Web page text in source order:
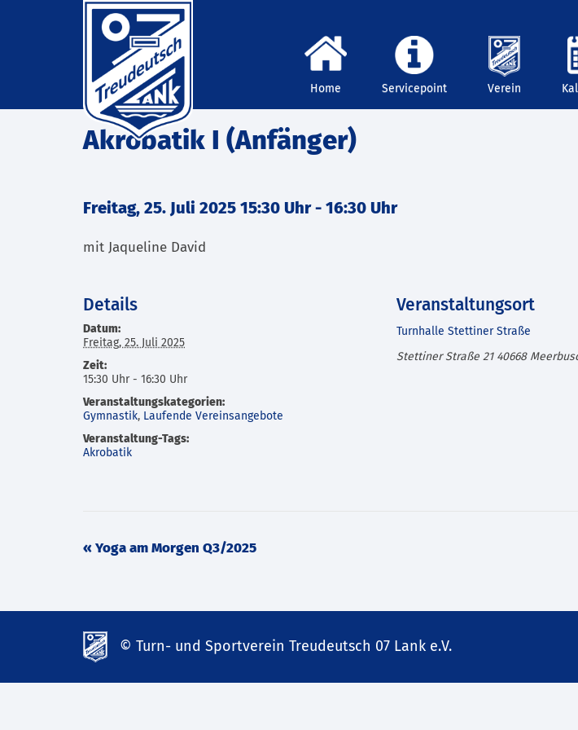
Home Servicepoint Verein
Akrobatik I (Anfänger)
Freitag, 25. Juli 2025 15:30 Uhr- 16:30 Uhr
mit Jaqueline David
Details
Datum:
Freitag, 25. Juli 2025
Zeit:
15:30 Uhr - 16:30 Uhr
Veranstaltungskategorien:
Gymnastik, Laufende Vereinsangebote
Veranstaltung-Tags:
Akrobatik
Veranstaltungsort
Turnhalle Stettiner Straße
Stettiner Straße 21 40668
Veranstaltung
« Yoga am Morgen Q3/2025
© Turn- und Sportverein Treudeutsch 07 Lank e.V.